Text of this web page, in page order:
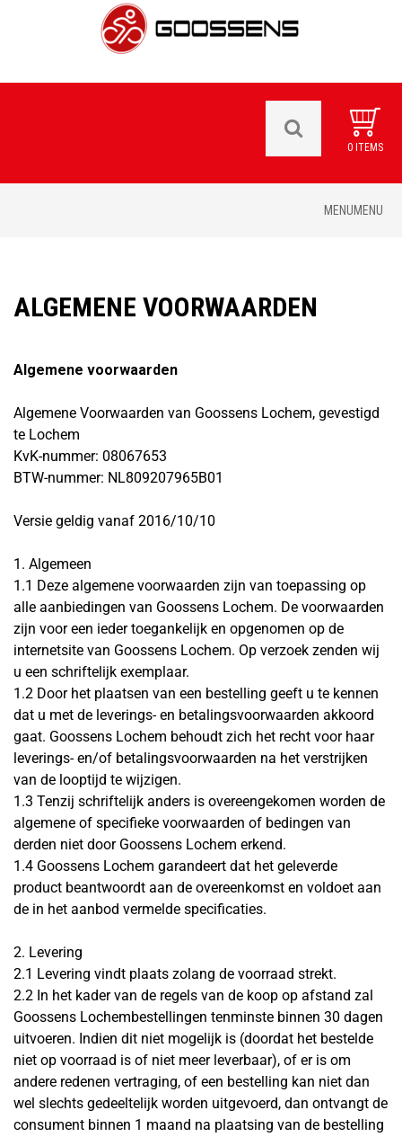
0 ITEMS
MENUMENU
ALGEMENE VOORWAARDEN
Algemene voorwaarden
Algemene Voorwaarden van Goossens Lochem, gevestigd
te Lochem
KvK-nummer: 08067653
BTW-nummer: NL809207965B01
Versie geldig vanaf 2016/10/10
1. Algemeen
1.1 Deze algemene voorwaarden zijn van toepassing op
alle aanbiedingen van Goossens Lochem. De voorwaarden
zijn voor een ieder toegankelijk en opgenomen op de
internetsite van Goossens Lochem. Op verzoek zenden wij
u een schriftelijk exemplaar.
1.2 Door het plaatsen van een bestelling geeft u te kennen
dat u met de leverings- en betalingsvoorwaarden akkoord
gaat. Goossens Lochem behoudt zich het recht voor haar
leverings- en/of betalingsvoorwaarden na het verstrijken
van de looptijd te wijzigen.
1.3 Tenzij schriftelijk anders is overeengekomen worden de
algemene of specifieke voorwaarden of bedingen van
derden niet door Goossens Lochem erkend.
1.4 Goossens Lochem garandeert dat het geleverde
product beantwoordt aan de overeenkomst en voldoet aan
de in het aanbod vermelde specificaties.
2. Levering
2.1 Levering vindt plaats zolang de voorraad strekt.
2.2 In het kader van de regels van de koop op afstand zal
Goossens Lochembestellingen tenminste binnen 30 dagen
uitvoeren. Indien dit niet mogelijk is (doordat het bestelde
niet op voorraad is of niet meer leverbaar), of er is om
andere redenen vertraging, of een bestelling kan niet dan
wel slechts gedeeltelijk worden uitgevoerd, dan ontvangt de
consument binnen 1 maand na plaatsing van de bestelling